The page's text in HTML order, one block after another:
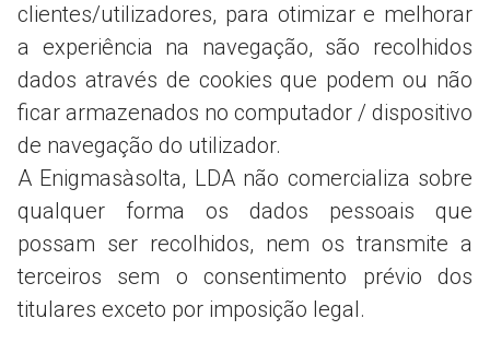
clientes/utilizadores, para otimizar e melhorar
a experiência na navegação, são recolhidos
dados através de cookies que podem ou não
ficar armazenados no computador / dispositivo
de navegação do utilizador.
A Enigmasàsolta, LDA não comercializa sobre
qualquer forma os dados pessoais que
possam ser recolhidos, nem os transmite a
terceiros sem o consentimento prévio dos
titulares exceto por imposição legal.